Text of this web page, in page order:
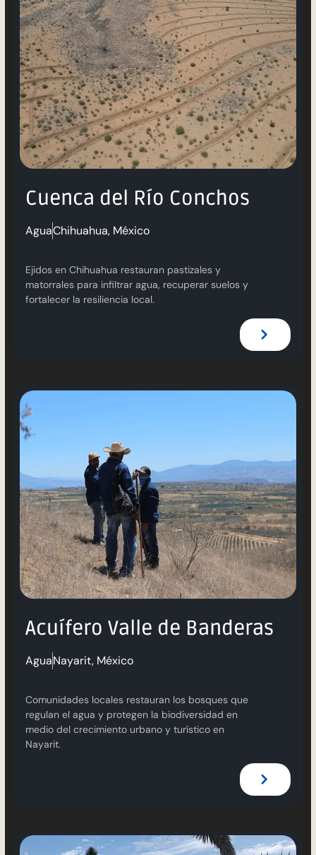
Cuenca del Río Conchos
AguaChihuahua, México
Ejidos en Chihuahua restauran pastizales y
matorrales para infiltrar agua, recuperar suelos y
fortalecer la resiliencia local.
Acuífero Valle de Banderas
AguaNayarit, México
Comunidades locales restauran los bosques que
regulan el agua y protegen la biodiversidad en
medio del crecimiento urbano y turístico en
Nayarit.